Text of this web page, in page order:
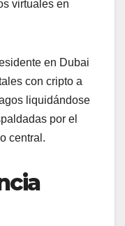
virtuales en
en Dubai
con cripto a
liquidándose
por el
central.